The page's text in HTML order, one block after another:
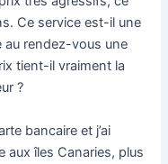
Ce service est-il une
au rendez-vous une
tient-il vraiment la
?
bancaire et j’ai
aux îles Canaries, plus